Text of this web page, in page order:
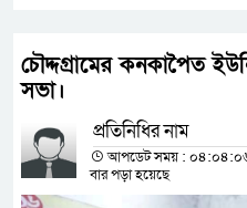
চৌদ্দগ্রামের কনকাপৈত
সভা।
প্রতিনিধির নাম
আপডেট সময় : ০৪:০৪:০৬
বার পড়া হয়েছে